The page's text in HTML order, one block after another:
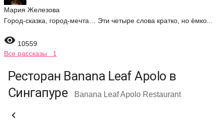
Мария Железова
Город-сказка, город-мечта… Эти четыре слова кратко, но ёмко...
 10559
Все рассказы 1
Ресторан Banana Leaf Apolo в
Сингапуре
Banana Leaf Apolo Restaurant
